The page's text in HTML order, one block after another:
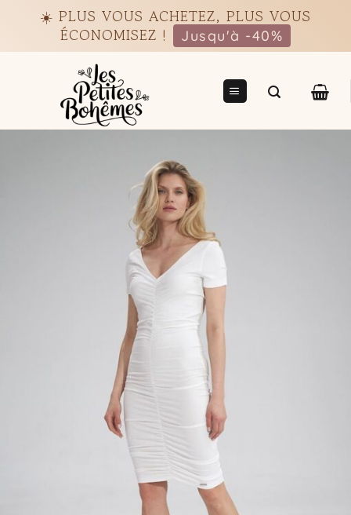
☀️ PLUS VOUS ACHETEZ, PLUS VOUS
ÉCONOMISEZ !
Jusqu'à -40%